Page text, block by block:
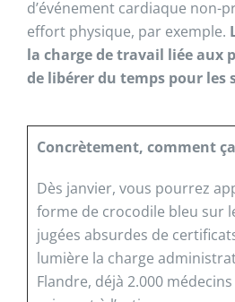
d’événement cardiaque non-
effort physique, par exemple.
la charge de travail liée aux
de libérer du temps pour les
Concrètement, comment ça
Dès janvier, vous pourrez
forme de crocodile bleu sur
jugées absurdes de
lumière la charge
Flandre, déjà 2.000